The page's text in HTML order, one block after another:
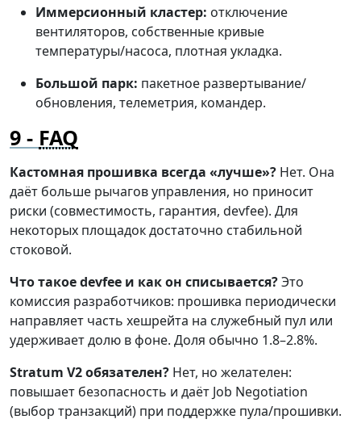
Иммерсионный кластер: отключение
вентиляторов, собственные кривые
температуры/насоса, плотная укладка.
Большой парк: пакетное развертывание/
обновления, телеметрия, командер.
FAQ
Кастомная прошивка всегда «лучше»? Нет. Она
даёт больше рычагов управления, но приносит
риски (совместимость, гарантия, devfee). Для
некоторых площадок достаточно стабильной
стоковой.
Что такое devfee и как он списывается?Это
комиссия разработчиков: прошивка периодически
направляет часть хешрейта на служебный пул или
удерживает долю в фоне. Доля обычно 1.8–2.8%.
Stratum V2 обязателен? Нет, но желателен:
повышает безопасность и даёт Job Negotiation
(выбор транзакций) при поддержке пула/прошивки.